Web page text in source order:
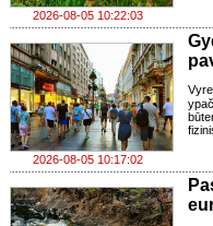
2026-08-05 10:22:03
2026-08-05 10:17:02